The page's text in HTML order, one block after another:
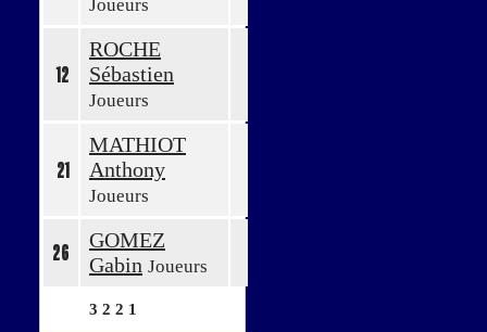
Joueurs
12
ROCHE
Sébastien
Joueurs
21
MATHIOT
Anthony
Joueurs
26
GOMEZ
Gabin Joueurs
3 2 2 1